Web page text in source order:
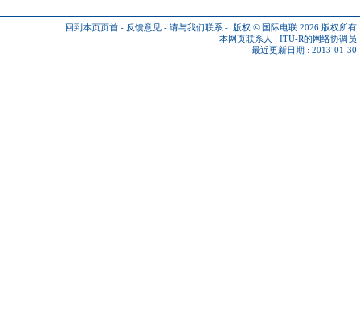
回到本页页首 - 反馈意见 - 请与我们联系 - 版权 © 国际电联 2026 版权所有
本网页联系人 : ITU-R的网络协调员
最近更新日期 : 2013-01-30